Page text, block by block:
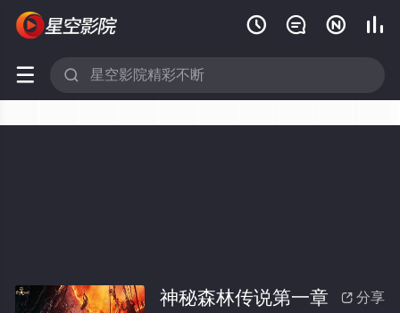
   
 
 分享
神秘森林传说第一章